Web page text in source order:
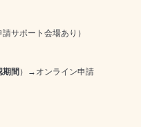
サポート会場あり）
期間 ）→オンライン申請